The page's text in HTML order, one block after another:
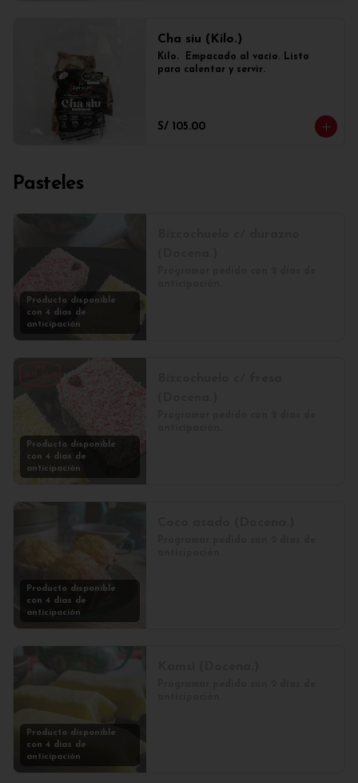
Cha siu (Kilo.)
Kilo.  Empacado al vacío. Listo
para calentar y servir.
S/ 105.00
Pasteles
Producto disponible
con 4 días de
anticipación
Producto disponible
con 4 días de
anticipación
Producto disponible
con 4 días de
anticipación
Producto disponible
con 4 días de
anticipación